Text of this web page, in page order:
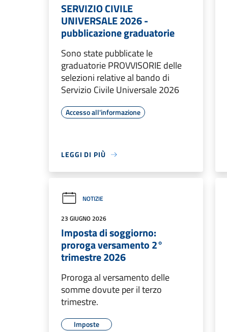
SERVIZIO CIVILE
UNIVERSALE 2026 -
pubblicazione graduatorie
Sono state pubblicate le
graduatorie PROVVISORIE delle
selezioni relative al bando di
Servizio Civile Universale 2026
Accesso all'informazione
LEGGI DI PIÙ
NOTIZIE
23 GIUGNO 2026
Imposta di soggiorno:
proroga versamento 2°
trimestre 2026
Proroga al versamento delle
somme dovute per il terzo
trimestre.
Imposte